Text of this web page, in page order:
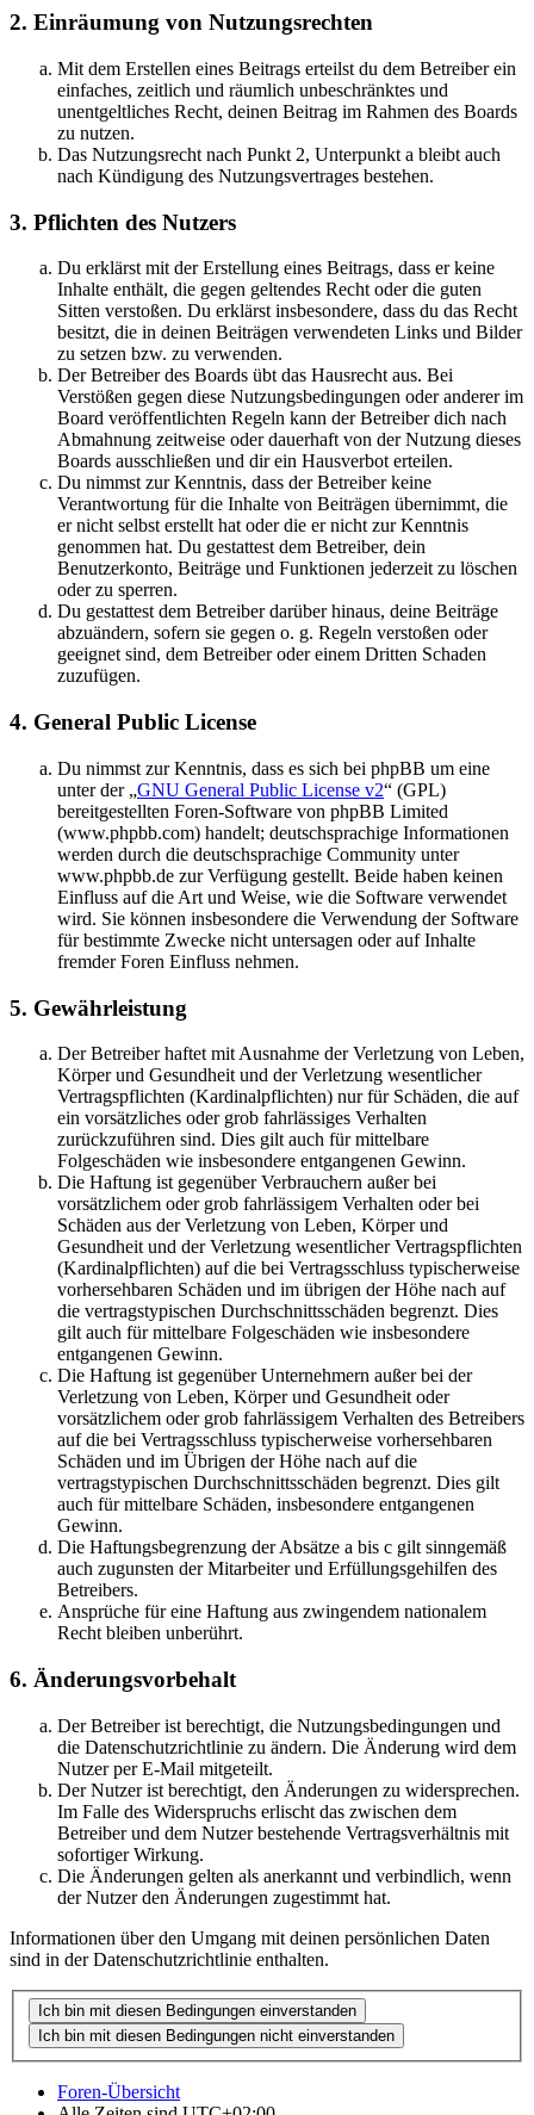
2. Einräumung von Nutzungsrechten
Mit dem Erstellen eines Beitrags erteilst du dem Betreiber ein
einfaches, zeitlich und räumlich unbeschränktes und
unentgeltliches Recht, deinen Beitrag im Rahmen des Boards
zu nutzen.
Das Nutzungsrecht nach Punkt 2, Unterpunkt a bleibt auch
nach Kündigung des Nutzungsvertrages bestehen.
3. Pflichten des Nutzers
Du erklärst mit der Erstellung eines Beitrags, dass er keine
Inhalte enthält, die gegen geltendes Recht oder die guten
Sitten verstoßen. Du erklärst insbesondere, dass du das Recht
besitzt, die in deinen Beiträgen verwendeten Links und Bilder
zu setzen bzw. zu verwenden.
Der Betreiber des Boards übt das Hausrecht aus. Bei
Verstößen gegen diese Nutzungsbedingungen oder anderer im
Board veröffentlichten Regeln kann der Betreiber dich nach
Abmahnung zeitweise oder dauerhaft von der Nutzung dieses
Boards ausschließen und dir ein Hausverbot erteilen.
Du nimmst zur Kenntnis, dass der Betreiber keine
Verantwortung für die Inhalte von Beiträgen übernimmt, die
er nicht selbst erstellt hat oder die er nicht zur Kenntnis
genommen hat. Du gestattest dem Betreiber, dein
Benutzerkonto, Beiträge und Funktionen jederzeit zu löschen
oder zu sperren.
Du gestattest dem Betreiber darüber hinaus, deine Beiträge
abzuändern, sofern sie gegen o. g. Regeln verstoßen oder
geeignet sind, dem Betreiber oder einem Dritten Schaden
zuzufügen.
4. General Public License
Du nimmst zur Kenntnis, dass es sich bei phpBB um eine
unter der „GNU General Public License v2“ (GPL)
bereitgestellten Foren-Software von phpBB Limited
(www.phpbb.com) handelt; deutschsprachige Informationen
werden durch die deutschsprachige Community unter
www.phpbb.de zur Verfügung gestellt. Beide haben keinen
Einfluss auf die Art und Weise, wie die Software verwendet
wird. Sie können insbesondere die Verwendung der Software
für bestimmte Zwecke nicht untersagen oder auf Inhalte
fremder Foren Einfluss nehmen.
5. Gewährleistung
Der Betreiber haftet mit Ausnahme der Verletzung von Leben,
Körper und Gesundheit und der Verletzung wesentlicher
Vertragspflichten (Kardinalpflichten) nur für Schäden, die auf
ein vorsätzliches oder grob fahrlässiges Verhalten
zurückzuführen sind. Dies gilt auch für mittelbare
Folgeschäden wie insbesondere entgangenen Gewinn.
Die Haftung ist gegenüber Verbrauchern außer bei
vorsätzlichem oder grob fahrlässigem Verhalten oder bei
Schäden aus der Verletzung von Leben, Körper und
Gesundheit und der Verletzung wesentlicher Vertragspflichten
(Kardinalpflichten) auf die bei Vertragsschluss typischerweise
vorhersehbaren Schäden und im übrigen der Höhe nach auf
die vertragstypischen Durchschnittsschäden begrenzt. Dies
gilt auch für mittelbare Folgeschäden wie insbesondere
entgangenen Gewinn.
Die Haftung ist gegenüber Unternehmern außer bei der
Verletzung von Leben, Körper und Gesundheit oder
vorsätzlichem oder grob fahrlässigem Verhalten des Betreibers
auf die bei Vertragsschluss typischerweise vorhersehbaren
Schäden und im Übrigen der Höhe nach auf die
vertragstypischen Durchschnittsschäden begrenzt. Dies gilt
auch für mittelbare Schäden, insbesondere entgangenen
Gewinn.
Die Haftungsbegrenzung der Absätze a bis c gilt sinngemäß
auch zugunsten der Mitarbeiter und Erfüllungsgehilfen des
Betreibers.
Ansprüche für eine Haftung aus zwingendem nationalem
Recht bleiben unberührt.
6. Änderungsvorbehalt
Der Betreiber ist berechtigt, die Nutzungsbedingungen und
die Datenschutzrichtlinie zu ändern. Die Änderung wird dem
Nutzer per E-Mail mitgeteilt.
Der Nutzer ist berechtigt, den Änderungen zu widersprechen.
Im Falle des Widerspruchs erlischt das zwischen dem
Betreiber und dem Nutzer bestehende Vertragsverhältnis mit
sofortiger Wirkung.
Die Änderungen gelten als anerkannt und verbindlich, wenn
der Nutzer den Änderungen zugestimmt hat.
Informationen über den Umgang mit deinen persönlichen Daten
sind in der Datenschutzrichtlinie enthalten.
Foren-Übersicht